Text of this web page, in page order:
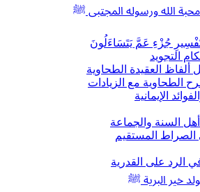
الله ورسوله المجتبى ﷺ
جُزْءِ عَمَّ يَتَسَاءَلُونَ
التجويد
ألفاظ العقيدة الطحاوية
الطحاوية مع الزيادات
الإيمانية
السنة والجماعة
الصراط المستقيم
في الرد على القدرية
خير البرية ﷺ